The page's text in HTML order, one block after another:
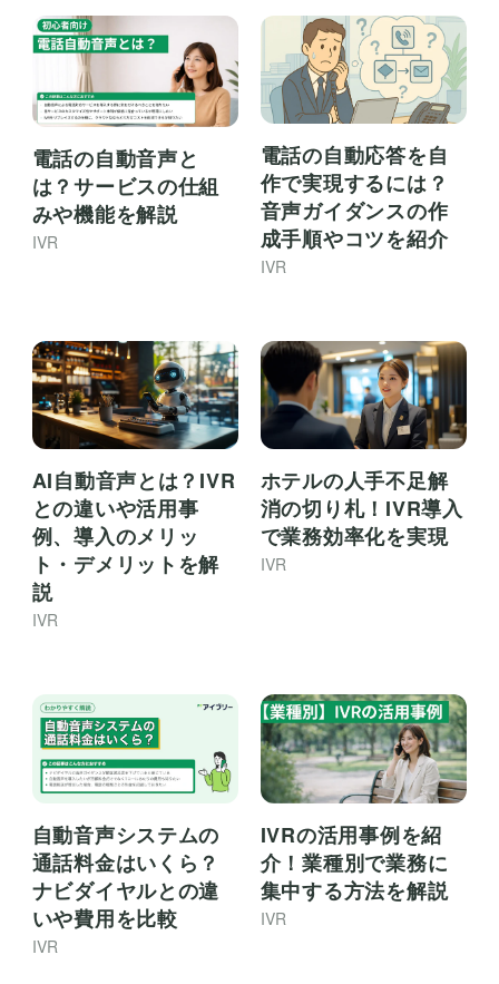
電話の自動音声と
は？サービスの仕組
みや機能を解説
IVR
電話の自動応答を自
作で実現するには？
音声ガイダンスの作
成手順やコツを紹介
IVR
AI自動音声とは？IVR
との違いや活用事
例、導入のメリッ
ト・デメリットを解
説
IVR
ホテルの人手不足解
消の切り札！IVR導入
で業務効率化を実現
IVR
自動音声システムの
通話料金はいくら？
ナビダイヤルとの違
いや費用を比較
IVR
IVRの活用事例を紹
介！業種別で業務に
集中する方法を解説
IVR